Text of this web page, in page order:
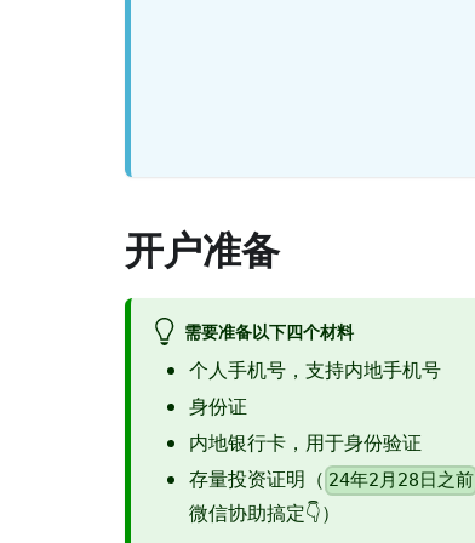
开户准备
需要准备以下四个材料
个人手机号，支持内地手机号
身份证
内地银行卡，用于身份验证
存量投资证明（ 24年2月28日之前
微信协助搞定👇）